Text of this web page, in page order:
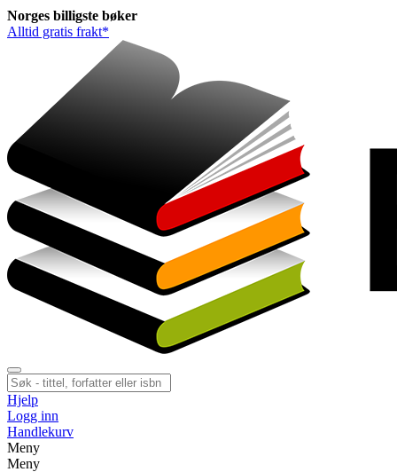
Norges billigste bøker
Alltid gratis frakt*
Hjelp
Logg inn
Handlekurv
Meny
Meny